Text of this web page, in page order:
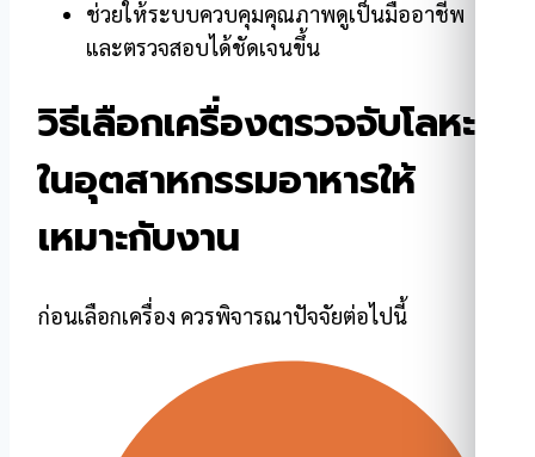
ช่วยให้ระบบควบคุมคุณภาพดูเป็นมืออาชีพ
และตรวจสอบได้ชัดเจนขึ้น
วิธีเลือกเครื่องตรวจจับโลหะ
ในอุตสาหกรรมอาหารให้
เหมาะกับงาน
ก่อนเลือกเครื่อง ควรพิจารณาปัจจัยต่อไปนี้